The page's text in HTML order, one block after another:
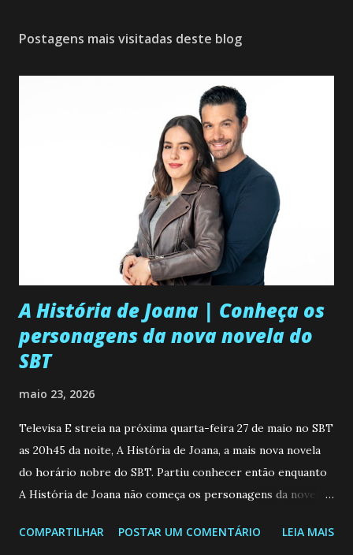
Postagens mais visitadas deste blog
A História de Joana | Conheça os
personagens da nova novela do
SBT
maio 23, 2026
Televisa E streia na próxima quarta-feira 27 de maio no SBT
as 20h45 da noite, A História de Joana, a mais nova novela
do horário nobre do SBT. Partiu conhecer então enquanto
A História de Joana não começa os personagens da novela?
de 25/05/26 a 31/05/26 JOANA GUADALUPE (Camila
COMPARTILHAR POSTAR UM COMENTÁRIO LEIA MAIS